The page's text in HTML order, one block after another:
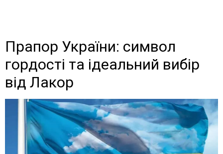
Прапор України: символ
гордості та ідеальний вибір
від Лакор